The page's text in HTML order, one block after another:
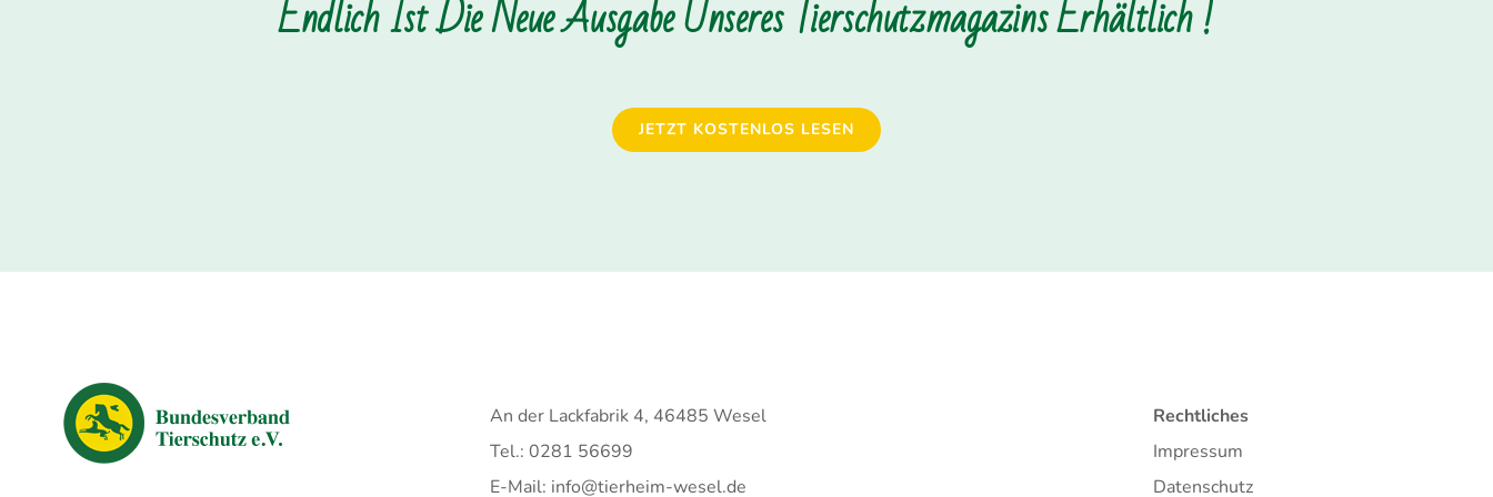
Endlich Ist Die Neue Ausgabe Unseres Tierschutzmagazins Erhältlich !
JETZT KOSTENLOS LESEN
An der Lackfabrik 4, 46485 Wesel
Tel.: 0281 56699
E-Mail: info@tierheim-wesel.de
Rechtliches
Impressum
Datenschutz